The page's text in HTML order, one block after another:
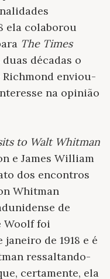
ela colaborou
The Times
duas décadas o
enviou-
na opinião
to Walt Whitman
e James William
dos encontros
Whitman
de
Woolf foi
de 1918 e é
ressaltando-
certamente, ela